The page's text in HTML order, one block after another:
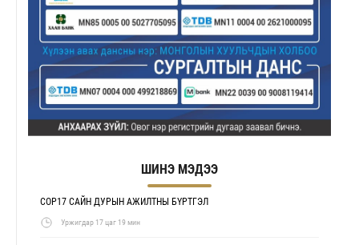
ШИНЭ МЭДЭЭ
COP17 САЙН ДУРЫН АЖИЛТНЫ БҮРТГЭЛ
Уржигдар 17 цаг 19 мин